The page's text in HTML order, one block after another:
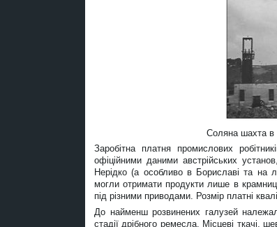
Соляна шахта в
Заробітна платня промислових
офіційними даними австрійських
Нерідко (а особливо в Бориславі та на
могли отримати продукти лише в
під різними приводами. Розмір платні
До найменш розвинених галузей
стадії дрібного ремесла. Місцеві ткачі,